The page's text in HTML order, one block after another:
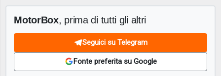
MotorBox, prima di tutti gli altri
Seguici su Telegram
Fonte preferita su Google